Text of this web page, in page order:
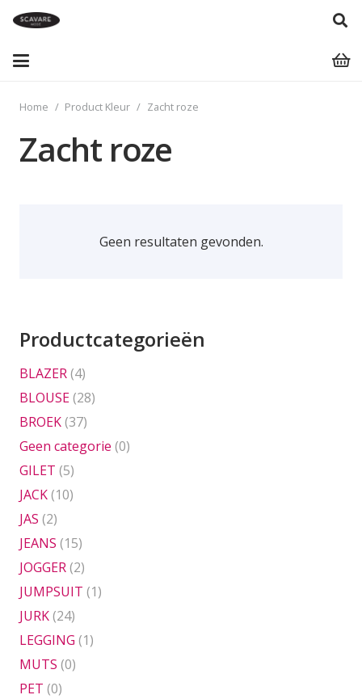
Home / Product Kleur / Zacht roze
Zacht roze
Geen resultaten gevonden.
Productcategorieën
BLAZER(4)
BLOUSE(28)
BROEK(37)
Geen categorie (0)
GILET (5)
JACK(10)
JAS (2)
JEANS (15)
JOGGER(2)
JUMPSUIT (1)
JURK(24)
LEGGING (1)
MUTS (0)
PET (0)